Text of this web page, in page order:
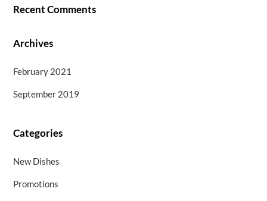
Recent Comments
Archives
February 2021
September 2019
Categories
New Dishes
Promotions